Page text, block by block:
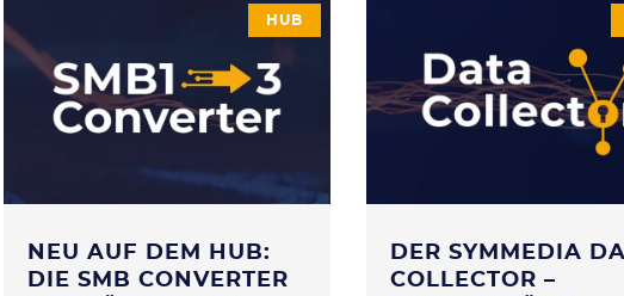
HUB
NEU AUF DEM HUB:
DIE SMB CONVERTER
DER SYMMEDIA
COLLECTOR –